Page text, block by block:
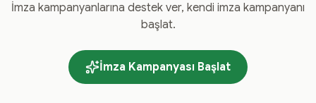
İmza kampanyanlarına destek ver, kendi imza kampanyanı
başlat.
İmza Kampanyası Başlat